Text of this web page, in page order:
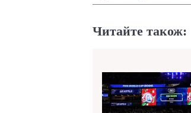
Читайте також: